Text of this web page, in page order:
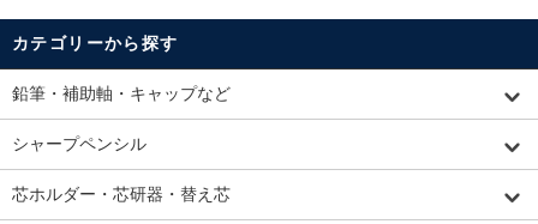
カテゴリーから探す
鉛筆・補助軸・キャップなど
シャープペンシル
芯ホルダー・芯研器・替え芯